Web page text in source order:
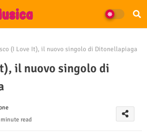
(I Love It), il nuovo singolo di Ditonellapiaga
il nuovo singolo di
minute read